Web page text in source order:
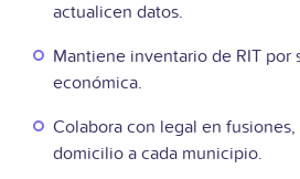
actualicen datos.
Mantiene inventario de RIT por
económica.
Colabora con legal en
domicilio a cada municipio.